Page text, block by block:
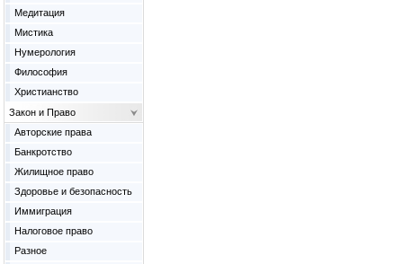
Медитация
Мистика
Нумерология
Философия
Христианство
Закон и Право
Авторские права
Банкротство
Жилищное право
Здоровье и безопасность
Иммиграция
Налоговое право
Разное